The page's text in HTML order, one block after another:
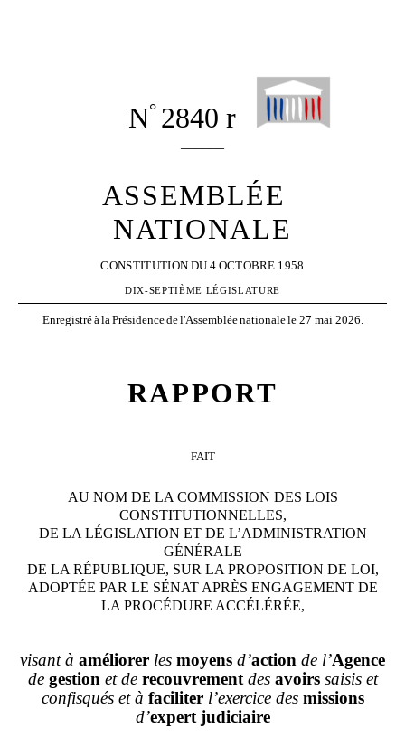
N° 2840 rect.
ASSEMBLÉE
NATIONALE
CONSTITUTION DU 4 OCTOBRE 1958
DIX-SEPTIÈME LÉGISLATURE
EnregistréàlaPrésidencedel'Assembléenationalele 27 mai 2026.
RAPPORT
FAIT
AU NOM DE LA COMMISSION DES LOIS
CONSTITUTIONNELLES,
DE LA LÉGISLATION ET DE L’ADMINISTRATION
GÉNÉRALE
DE LA RÉPUBLIQUE, SUR LA PROPOSITION DE LOI,
ADOPTÉE PAR LE SÉNAT APRÈS ENGAGEMENT DE
LA PROCÉDURE ACCÉLÉRÉE,
visant à améliorer les moyens d’action de l’Agence
degestion et derecouvrement desavoirs saisis et
confisqués et à faciliter l’exercice desmissions
d’expert judiciaire